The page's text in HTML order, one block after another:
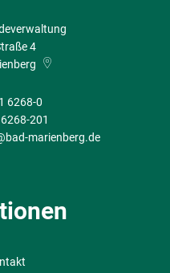
4
6268-0
201
marienberg.de